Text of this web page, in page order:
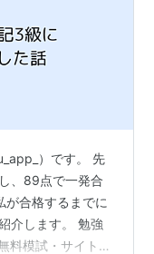
）です。 先
、89点で一発合
が合格するまでに
介します。 勉強
料模試・サイト